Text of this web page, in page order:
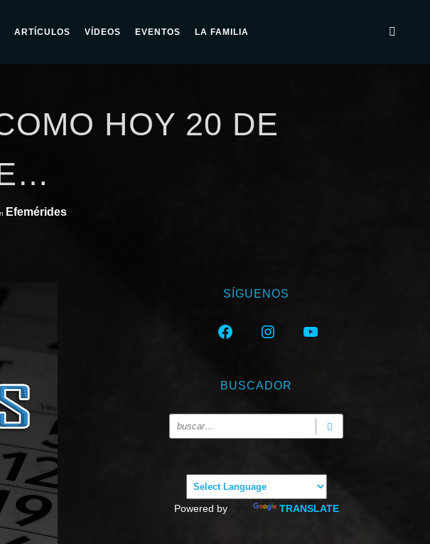
ARTÍCULOS VÍDEOS EVENTOS LA FAMILIA
HOY 20 DE
Efemérides
SÍGUENOS
FACEBOOKINSTAGRAMYOUTUBE
BUSCADOR
Powered by TRANSLATE